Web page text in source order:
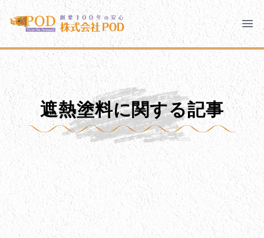
メインコンテンツにスキップ
株式会社ペイント・オン・デマンド
千葉の外壁塗装・屋根塗装なら創業100年の安心 ペイン
株式会社ペイント・オン・デマンド
モバイルメニュー
PODのまちづくり 安心の取り組み
ご相談と流れ よくあるご質問
PODについて
遮熱塗料に関する記事